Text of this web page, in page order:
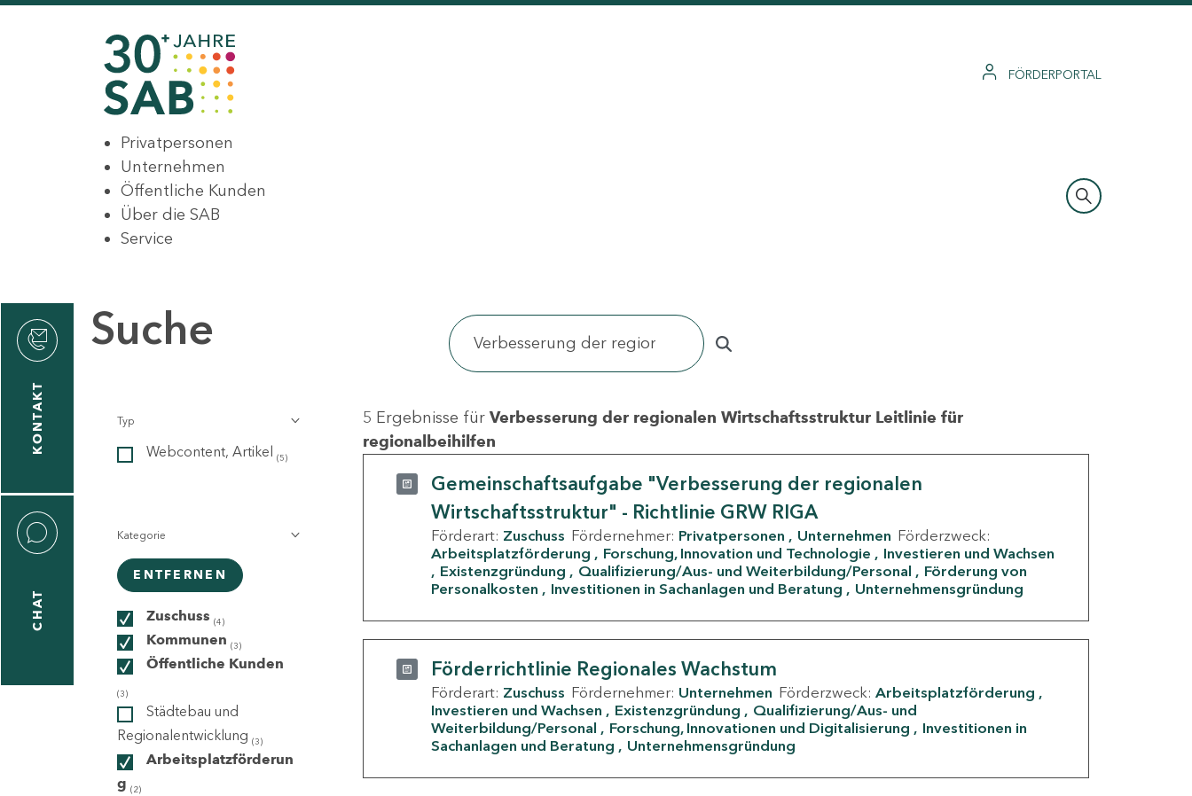
FÖRDERPORTAL
Privatpersonen
Unternehmen
Öffentliche Kunden
Über die SAB
Service
KONTAKT
CHAT
Suche
Typ
Webcontent, Artikel (5)
Kategorie
ENTFERNEN
Zuschuss (4)
Kommunen (3)
Öffentliche Kunden
(3)
Städtebau und
Regionalentwicklung (3)
Arbeitsplatzförderun
g (2)
5 Ergebnisse für Verbesserung der regionalen Wirtschaftsstruktur Leitlinie für
regionalbeihilfen
Gemeinschaftsaufgabe "Verbesserung der regionalen
Wirtschaftsstruktur" - Richtlinie GRW RIGA
Förderart: Zuschuss Fördernehmer: Privatpersonen Unternehmen Förderzweck:
Arbeitsplatzförderung
Forschung, Innovation und Technologie
Investieren und Wachsen
Existenzgründung
Qualifizierung/Aus- und Weiterbildung/Personal
Förderung von
Personalkosten
Investitionen in Sachanlagen und Beratung Unternehmensgründung
Förderrichtlinie Regionales Wachstum
Förderart: Zuschuss Fördernehmer: Unternehmen Förderzweck: Arbeitsplatzförderung
Investieren und Wachsen
Existenzgründung
Qualifizierung/Aus- und
Weiterbildung/Personal
Forschung, Innovationen und Digitalisierung
Investitionen in
Sachanlagen und Beratung
Unternehmensgründung